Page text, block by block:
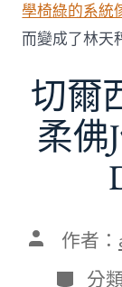
學椅綠的系統
而變成了林天
切爾
柔佛
文 作者：
分
分